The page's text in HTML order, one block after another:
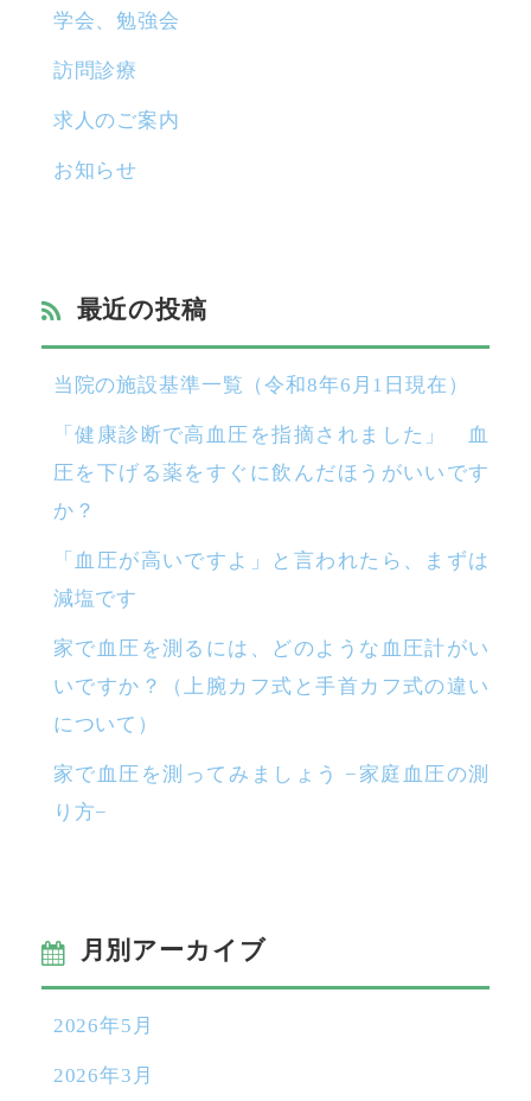
学会、勉強会
訪問診療
求人のご案内
お知らせ
最近の投稿
当院の施設基準一覧（令和8年6月1日現在）
「健康診断で高血圧を指摘されました」 血
圧を下げる薬をすぐに飲んだほうがいいです
か？
「血圧が高いですよ」と言われたら、まずは
減塩です
家で血圧を測るには、どのような血圧計がい
いですか？（上腕カフ式と手首カフ式の違い
について）
家で血圧を測ってみましょう −家庭血圧の測
り方−
月別アーカイブ
2026年5月
2026年3月